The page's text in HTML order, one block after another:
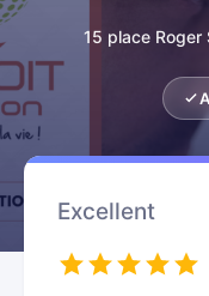
15 place
Excellent